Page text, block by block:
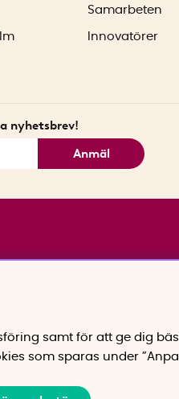
Samarbeten
Innovatörer
nyhetsbrev!
Anmäl
samt för att ge dig
som sparas under